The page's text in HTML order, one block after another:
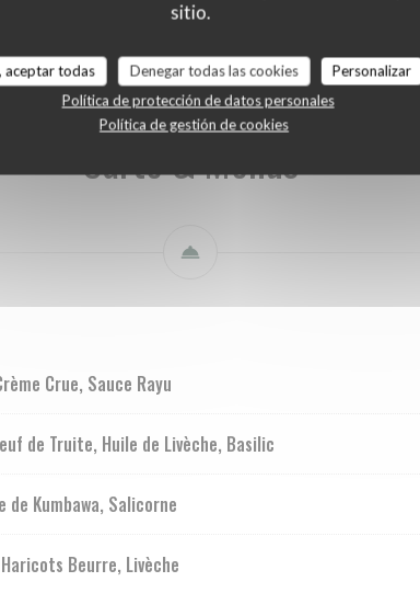
sitio.
aceptar todas Denegar todas las cookies
Personalizar
Política de protección de datos personales
Política de gestión de cookies
Carte & Menus
Crue, Sauce Rayu
de Truite, Huile de Livèche, Basilic
de Kumbawa, Salicorne
Beurre, Livèche